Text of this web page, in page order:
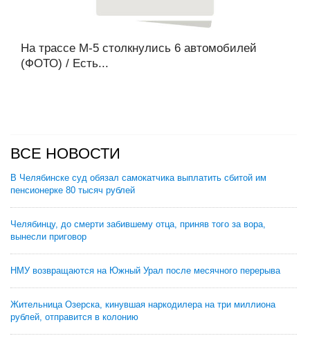
На трассе М-5 столкнулись 6 автомобилей
(ФОТО) / Есть...
ВСЕ НОВОСТИ
В Челябинске суд обязал самокатчика выплатить сбитой им
пенсионерке 80 тысяч рублей
Челябинцу, до смерти забившему отца, приняв того за вора,
вынесли приговор
НМУ возвращаются на Южный Урал после месячного перерыва
Жительница Озерска, кинувшая наркодилера на три миллиона
рублей, отправится в колонию